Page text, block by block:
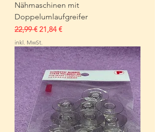
Nähmaschinen mit
Doppelumlaufgreifer
Standardpreis
22,99 € Sale-Preis
21,84 €
inkl. MwSt.